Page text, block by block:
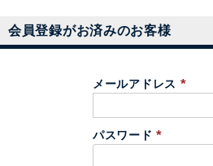
会員登録がお済みのお客様
メールアドレス
必
パスワード